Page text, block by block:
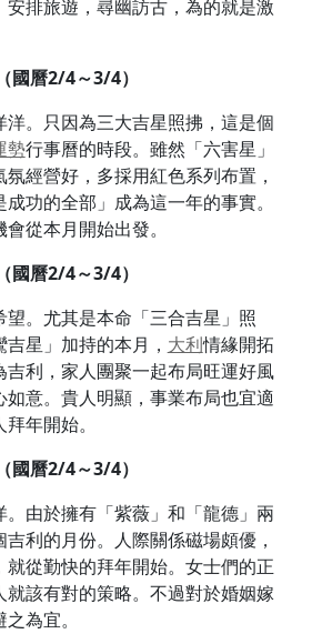
排旅遊，尋幽訪古，為的就是激
國曆2/4～3/4）
洋。只因為三大吉星照拂，這是個
勢行事曆的時段。雖然「六害星」
經營好，多採用紅色系列布置，
功的全部」成為這一年的事實。
從本月開始出發。
國曆2/4～3/4）
望。尤其是本命「三合吉星」照
星」加持的本月， 大利情緣開拓
吉利，家人團聚一起布局旺運好風
意。貴人明顯，事業布局也宜適
年開始。
國曆2/4～3/4）
。由於擁有「紫薇」和「龍德」兩
利的月份。人際關係磁場頗優，
就從勤快的拜年開始。女士們的正
該有對的策略。不過對於婚姻嫁
為宜。